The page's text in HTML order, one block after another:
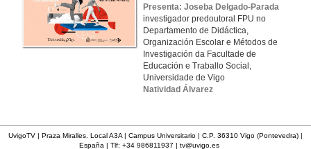
Presenta: Joseba Delgado-Parada
investigador predoutoral FPU no
Departamento de Didáctica,
Organización Escolar e Métodos de
Investigación da Facultade de
Educación e Traballo Social,
Universidade de Vigo
Natividad Álvarez
UvigoTV | Praza Miralles. Local A3A | Campus Universitario | C.P. 36310 Vigo (Pontevedra) |
España | Tlf: +34 986811937 | tv@uvigo.es